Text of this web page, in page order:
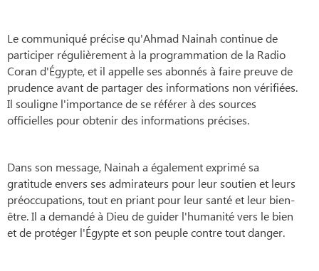
Le communiqué précise qu'Ahmad Nainah continue de
participer régulièrement à la programmation de la Radio
Coran d'Égypte, et il appelle ses abonnés à faire preuve de
prudence avant de partager des informations non vérifiées.
Il souligne l'importance de se référer à des sources
officielles pour obtenir des informations précises.
Dans son message, Nainah a également exprimé sa
gratitude envers ses admirateurs pour leur soutien et leurs
préoccupations, tout en priant pour leur santé et leur bien-
être. Il a demandé à Dieu de guider l'humanité vers le bien
et de protéger l'Égypte et son peuple contre tout danger.